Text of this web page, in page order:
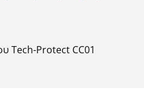
Tech-Protect CC01